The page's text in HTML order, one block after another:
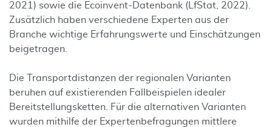
2021) sowie die Ecoinvent-Datenbank (LfStat, 2022).
Zusätzlich haben verschiedene Experten aus der
Branche wichtige Erfahrungswerte und Einschätzungen
beigetragen.
Die Transportdistanzen der regionalen Varianten
beruhen auf existierenden Fallbeispielen idealer
Bereitstellungsketten. Für die alternativen Varianten
wurden mithilfe der Expertenbefragungen mittlere